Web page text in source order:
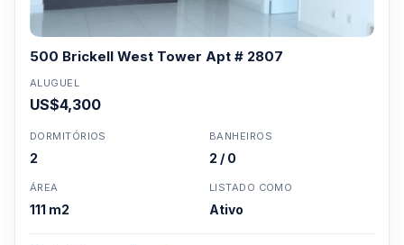
500 Brickell West Tower Apt # 2807
ALUGUEL
US$4,300
DORMITÓRIOS
2
BANHEIROS
2 / 0
ÁREA
111 m2
LISTADO COMO
Ativo